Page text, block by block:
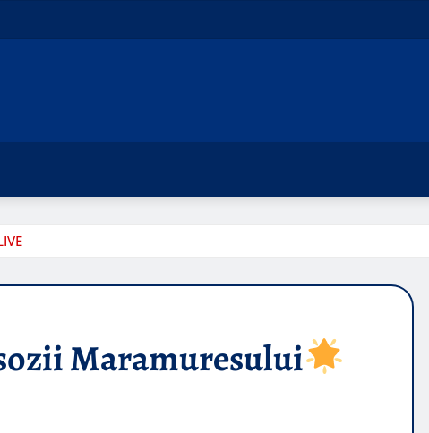
Maramuresului